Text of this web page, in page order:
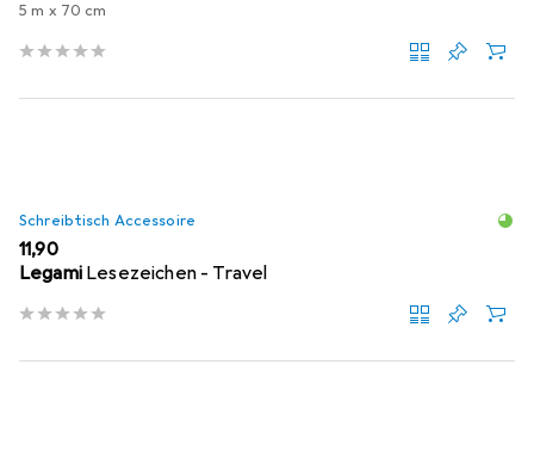
5 m x 70 cm
Schreibtisch Accessoire
EUR
11,90
Legami Lesezeichen - Travel